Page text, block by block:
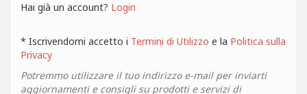
Hai già un account? Login
* Iscrivendomi accetto i Termini di Utilizzo e la Politica sulla
Privacy
Potremmo utilizzare il tuo indirizzo e-mail per inviarti
aggiornamenti e consigli su prodotti e servizi di